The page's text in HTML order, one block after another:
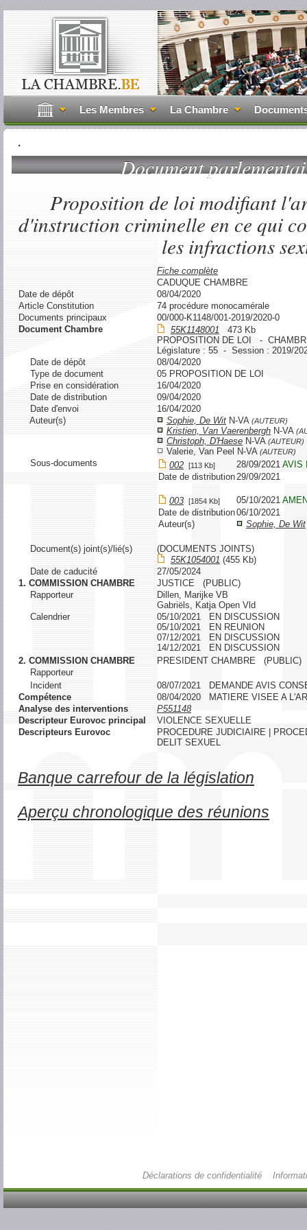
Les Membres La Chambre
.
Document
Proposition de loi modifiant
d'instruction criminelle en ce qui
les infractions
Fiche complète
CADUQUE CHAMBRE
Date de dépôt
08/04/2020
Article Constitution
74 procédure monocamérale
Documents principaux
00/000-K1148/001-2019/2020-0
Document Chambre
55K1148001 473 Kb
PROPOSITION DE LOI -
Législature : 55 - Session : 2019/
Date de dépôt
08/04/2020
Type de document
05 PROPOSITION DE LOI
Prise en considération
16/04/2020
Date de distribution
09/04/2020
Date d'envoi
16/04/2020
Auteur(s)
Sophie, De Wit N-VA (AUTEUR)
Kristien, Van Vaerenbergh N-VA
Christoph, D'Haese N-VA (AUTEUR)
Valerie, Van Peel N-VA (AUTEUR)
Sous-documents 002 [113 Kb] 28/09/2021 AVIS
Date de distribution29/09/2021
003 [1854 Kb] 05/10/2021
Date de distribution06/10/2021
Auteur(s)
Sophie, De Wit
Document(s) joint(s)/lié(s)
(DOCUMENTS JOINTS)
55K1054001 (455 Kb)
Date de caducité
27/05/2024
1. COMMISSION CHAMBRE
JUSTICE (PUBLIC)
Rapporteur
Dillen, Marijke VB
Gabriëls, Katja Open Vld
Calendrier
05/10/2021 EN DISCUSSION
05/10/2021 EN REUNION
07/12/2021 EN DISCUSSION
14/12/2021 EN DISCUSSION
2. COMMISSION CHAMBRE
PRESIDENT CHAMBRE (PUBLIC)
Rapporteur
Incident
08/07/2021 DEMANDE AVIS
Compétence
08/04/2020 MATIERE VISEE A
Analyse des interventions
P551148
Descripteur Eurovoc principal
VIOLENCE SEXUELLE
Descripteurs Eurovoc
PROCEDURE JUDICIAIRE |
DELIT SEXUEL
Banque carrefour de la législation
Aperçu chronologique des réunions
Déclarations de confidentialité